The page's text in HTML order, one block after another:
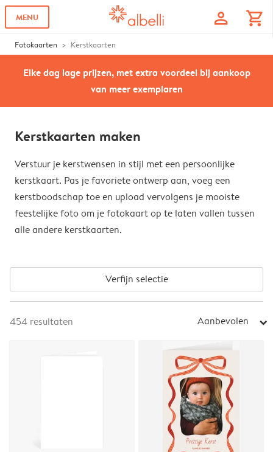
MENU profile shopping_cart
Fotokaarten Kerstkaarten
Elke dag lage prijzen, met extra voordeel bij aankoop
van meer exemplaren
Kerstkaarten maken
Verstuur je kerstwensen in stijl met een persoonlijke
kerstkaart. Pas je favoriete ontwerp aan, voeg een
kerstboodschap toe en upload vervolgens je mooiste
feestelijke foto om je fotokaart op te laten vallen tussen
alle andere kerstkaarten.
Verfijn selectie
454 resultaten Aanbevolen arrow_right